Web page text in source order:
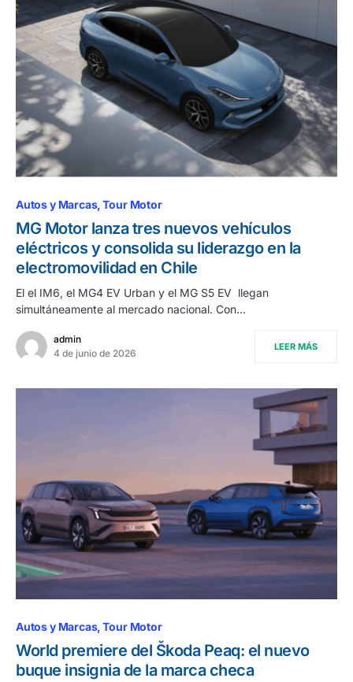
Autos y Marcas Tour Motor
MG Motor lanza tres nuevos vehículos
eléctricos y consolida su liderazgo en la
electromovilidad en Chile
El el IM6, el MG4 EV Urban y el MG S5 EV llegan
simultáneamente al mercado nacional. Con…
admin
4 de junio de 2026
LEER MÁS
Autos y Marcas Tour Motor
World premiere del Škoda Peaq: el nuevo
buque insignia de la marca checa